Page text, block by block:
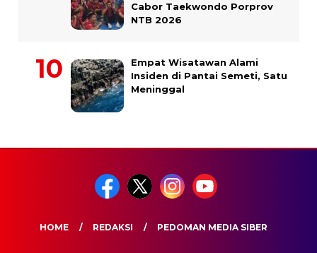
Cabor Taekwondo Porprov
NTB 2026
Empat Wisatawan Alami
Insiden di Pantai Semeti, Satu
Meninggal
HOME REDAKSI PEDOMAN MEDIA SIBER